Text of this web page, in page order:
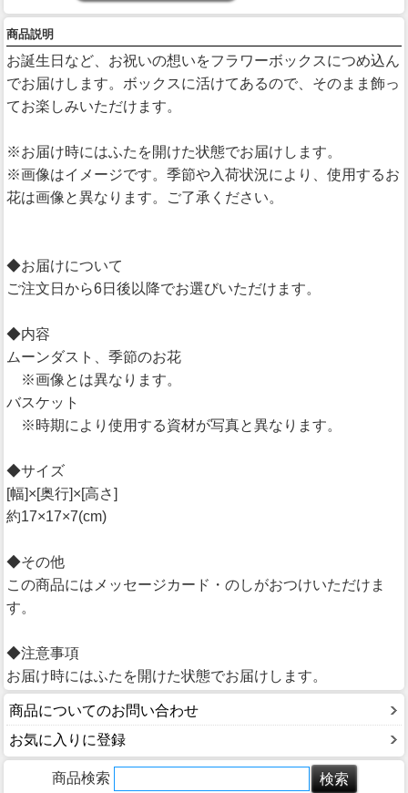
商品説明
お誕生日など、お祝いの想いをフラワーボックスにつめ込ん
でお届けします。ボックスに活けてあるので、そのまま飾っ
てお楽しみいただけます。
※お届け時にはふたを開けた状態でお届けします。
※画像はイメージです。季節や入荷状況により、使用するお
花は画像と異なります。ご了承ください。
◆お届けについて
ご注文日から6日後以降でお選びいただけます。
◆内容
ムーンダスト、季節のお花
※画像とは異なります。
バスケット
※時期により使用する資材が写真と異なります。
◆サイズ
[幅]×[奥行]×[高さ]
約17×17×7(cm)
◆その他
この商品にはメッセージカード・のしがおつけいただけま
す。
◆注意事項
お届け時にはふたを開けた状態でお届けします。
商品についてのお問い合わせ
お気に入りに登録
商品検索